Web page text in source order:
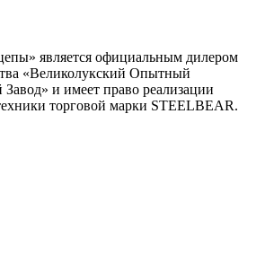
является официальным дилером
«Великолукский Опытный
и имеет право реализации
торговой марки STEELBEAR.